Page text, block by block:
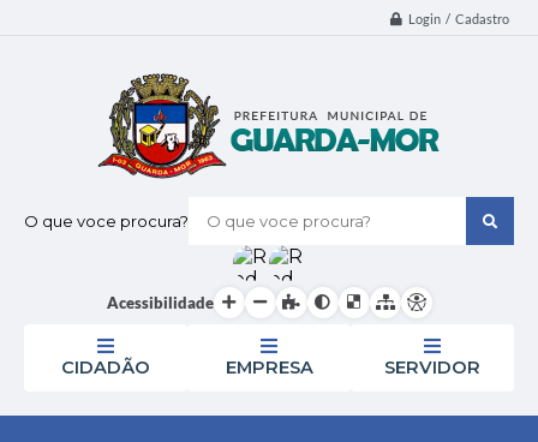
Login / Cadastro
O que voce procura?
Acessibilidade
CIDADÃO EMPRESA SERVIDOR